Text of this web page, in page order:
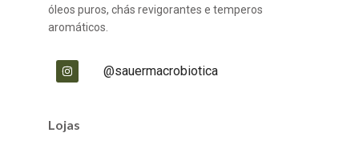
óleos puros, chás revigorantes e temperos
aromáticos.
@sauermacrobiotica
Lojas